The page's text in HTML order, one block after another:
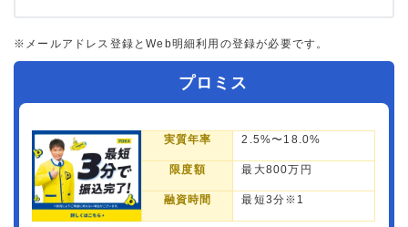
※メールアドレス登録とWeb明細利用の登録が必要です。
プロミス
実質年率 2.5%〜18.0%
限度額 最大800万円
融資時間 最短3分※1